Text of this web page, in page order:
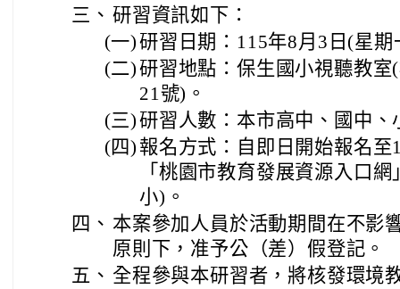
三、 研習資訊如下：
(一)研習日期：115年8月3日(星
(二)研習地點：保生國小視聽教
21號)。
(三)研習人數：本市高中、國中
(四) 報名方式：自即日開始報名
「桃園市教育發展資源入口
小)。
四、 本案參加人員於活動期間在不影
原則下，准予公（差）假登記。
五、 全程參與本研習者，將核發環境